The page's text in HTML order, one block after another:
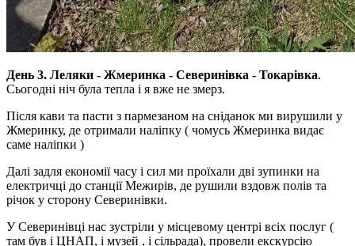
День 3. Леляки - Жмеринка - Северинівка - Токарівка.
Сьогодні ніч була тепла і я вже не змерз.
Після кави та пасти з пармезаном на сніданок ми вирушили у
Жмеринку, де отримали наліпку ( чомусь Жмеринка видає
саме наліпки )
Далі задля економії часу і сил ми проїхали дві зупинки на
електричці до станції Межирів, де рушили вздовж полів та
річок у сторону Северинівки.
У Северинівці нас зустріли у місцевому центрі всіх послуг (
там був і ЦНАП, і музей , і сільрада), провели екскурсію